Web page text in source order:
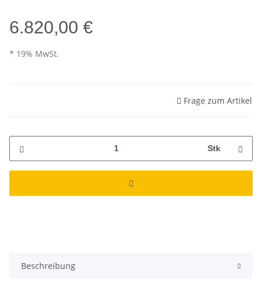
6.820,00 €
* 19% MwSt.
Frage zum Artikel
Stk
Beschreibung